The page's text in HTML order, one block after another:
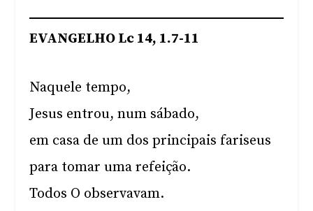
EVANGELHO Lc 14, 1.7-11
Naquele tempo,
Jesus entrou, num sábado,
em casa de um dos principais fariseus
para tomar uma refeição.
Todos O observavam.